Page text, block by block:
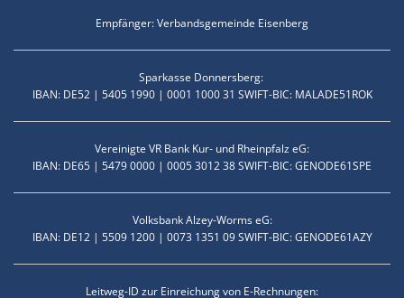
Empfänger: Verbandsgemeinde Eisenberg
Sparkasse Donnersberg:
IBAN: DE52 | 5405 1990 | 0001 1000 31 SWIFT-BIC: MALADE51ROK
Vereinigte VR Bank Kur- und Rheinpfalz eG:
IBAN: DE65 | 5479 0000 | 0005 3012 38 SWIFT-BIC: GENODE61SPE
Volksbank Alzey-Worms eG:
IBAN: DE12 | 5509 1200 | 0073 1351 09 SWIFT-BIC: GENODE61AZY
Leitweg-ID zur Einreichung von E-Rechnungen: